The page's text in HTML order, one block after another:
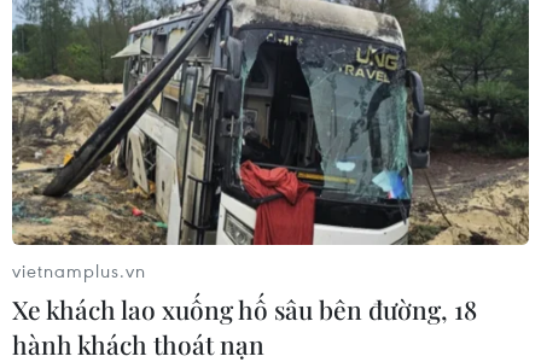
vietnamplus.vn
Xe khách lao xuống hố sâu bên đường, 18
hành khách thoát nạn